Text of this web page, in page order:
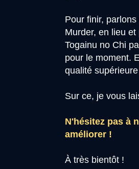
Pour finir,
Murder, en lieu
Togainu no Chi
pour le moment.
qualité
Sur ce, je vous
N'hésitez pas à
améliorer !
À très bientôt !